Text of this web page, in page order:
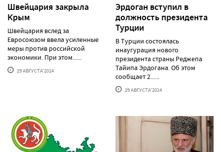
Швейцария закрыла
Крым
Швейцария вслед за
Евросоюзом ввела усиленные
меры против российской
экономики. При этом......
29 АВГУСТА'2014
Эрдоган вступил в
должность президента
Турции
В Турции состоялась
инаугурация нового
президента страны Реджепа
Тайипа Эрдогана. Об этом
сообщает 2......
29 АВГУСТА'2014